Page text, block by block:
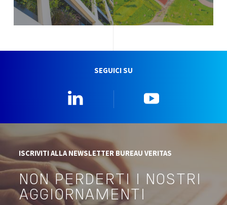
SEGUICI SU
ISCRIVITI ALLA NEWSLETTER BUREAU VERITAS
NON PERDERTI I NOSTRI
AGGIORNAMENTI